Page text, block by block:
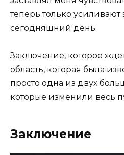
теперь только усиливают
сегодняшний день.
Заключение, которое
область, которая была
просто одна из двух
которые изменили весь
Заключение